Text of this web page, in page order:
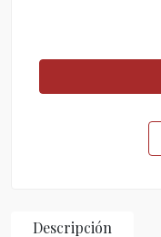
Descripción